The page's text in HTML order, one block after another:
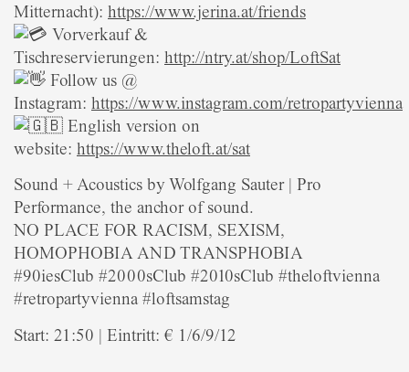
Mitternacht): https://www.jerina.at/friends
Vorverkauf &
Tischreservierungen: http://ntry.at/shop/LoftSat
Follow us @
Instagram: https://www.instagram.com/retropartyvienna
English version on
website: https://www.theloft.at/sat
Sound + Acoustics by Wolfgang Sauter | Pro
Performance, the anchor of sound.
NO PLACE FOR RACISM, SEXISM,
HOMOPHOBIA AND TRANSPHOBIA
#90iesClub #2000sClub #2010sClub #theloftvienna
#retropartyvienna #loftsamstag
Start: 21:50 | Eintritt: € 1/6/9/12